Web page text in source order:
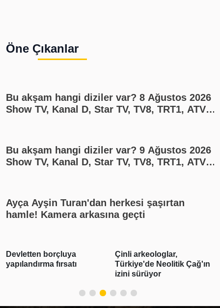
Öne Çıkanlar
Bu akşam hangi diziler var? 8 Ağustos 2026
Show TV, Kanal D, Star TV, TV8, TRT1, ATV
Bu akşam hangi diziler var? 9 Ağustos 2026
Show TV, Kanal D, Star TV, TV8, TRT1, ATV
Ayça Ayşin Turan'dan herkesi şaşırtan
hamle! Kamera arkasına geçti
Devletten borçluya
yapılandırma fırsatı
Çinli arkeologlar,
Türkiye'de Neolitik Çağ'ın
izini sürüyor